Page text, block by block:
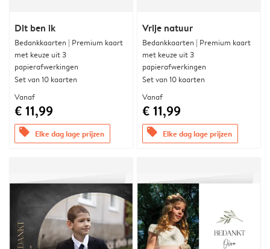
Dit ben ik
Bedankkaarten | Premium kaart
met keuze uit 3
papierafwerkingen
Set van 10 kaarten
Vanaf
€ 11,99
offers Elke dag lage prijzen
Vrije natuur
Bedankkaarten | Premium kaart
met keuze uit 3
papierafwerkingen
Set van 10 kaarten
Vanaf
€ 11,99
offers Elke dag lage prijzen